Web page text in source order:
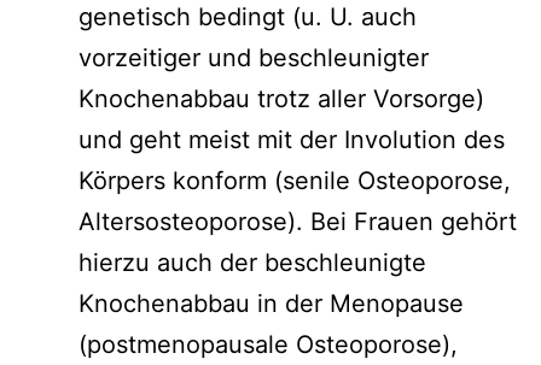
genetisch bedingt (u. U. auch
vorzeitiger und beschleunigter
Knochenabbau trotz aller Vorsorge)
und geht meist mit der Involution des
Körpers konform (senile Osteoporose,
Altersosteoporose). Bei Frauen gehört
hierzu auch der beschleunigte
Knochenabbau in der Menopause
(postmenopausale Osteoporose),